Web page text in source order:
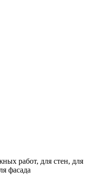
работ, для стен, для
фасада